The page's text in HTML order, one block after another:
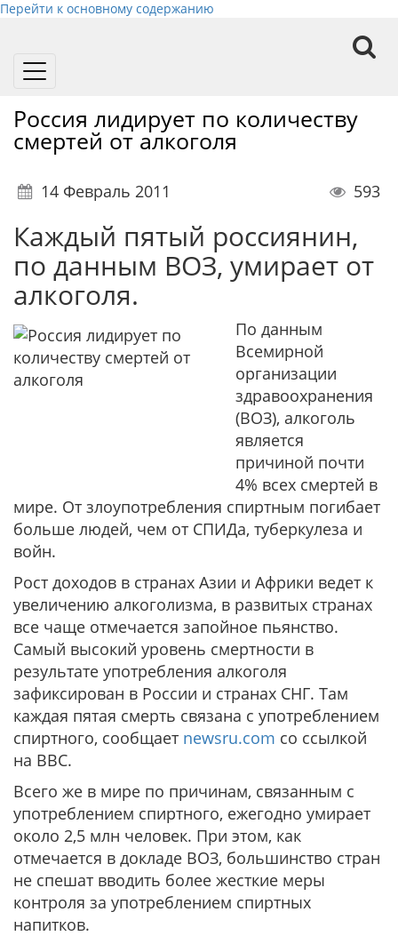
Перейти к основному содержанию
Toggle
Россия лидирует по количеству
смертей от алкоголя
14 Февраль 2011 593
Каждый пятый россиянин,
по данным ВОЗ, умирает от
алкоголя.
По данным
Всемирной
организации
здравоохранения
(ВОЗ), алкоголь
является
причиной почти
4% всех смертей в
мире. От злоупотребления спиртным погибает
больше людей, чем от СПИДа, туберкулеза и
войн.
Рост доходов в странах Азии и Африки ведет к
увеличению алкоголизма, в развитых странах
все чаще отмечается запойное пьянство.
Самый высокий уровень смертности в
результате употребления алкоголя
зафиксирован в России и странах СНГ. Там
каждая пятая смерть связана с употреблением
спиртного, сообщает newsru.com со ссылкой
на ВВС.
Всего же в мире по причинам, связанным с
употреблением спиртного, ежегодно умирает
около 2,5 млн человек. При этом, как
отмечается в докладе ВОЗ, большинство стран
не спешат вводить более жесткие меры
контроля за употреблением спиртных
напитков.